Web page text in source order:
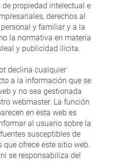
propiedad intelectual e
derechos al
y familiar y a la
la normativa en materia
y publicidad ilícita.
declina cualquier
a la información que se
y no sea gestionada
webmaster. La función
en esta web es
al usuario sobre la
susceptibles de
ofrece este sitio web.
se responsabiliza del